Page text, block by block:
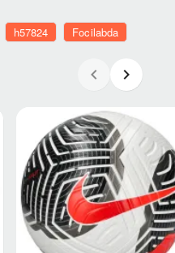
h57824 Focilabda